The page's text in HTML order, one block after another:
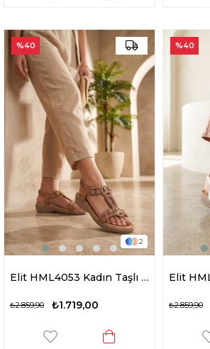
2
Elit HML4053 Kadın Taşlı Düz Sandalet Camel
₺1.719,00
₺2.859,90
%40
₺2.859,90
%40